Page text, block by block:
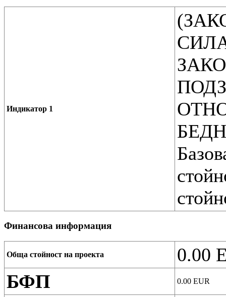
Индикатор 1
Финансова информация
Обща стойност на проекта 0.00
БФП
0.00 EUR